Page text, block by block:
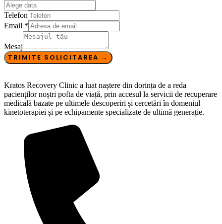
Telefon
Email *
Mesaj
TRIMITE SOLICITAREA →
Kratos Recovery Clinic a luat naștere din dorința de a reda
pacienților noștri pofta de viață, prin accesul la servicii de recuperare
medicală bazate pe ultimele descoperiri și cercetări în domeniul
kinetoterapiei și pe echipamente specializate de ultimă generație.